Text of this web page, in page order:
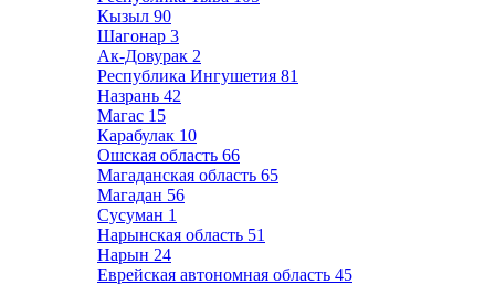
Кызыл 90
Шагонар 3
Ак-Довурак 2
Республика Ингушетия 81
Назрань 42
Магас 15
Карабулак 10
Ошская область 66
Магаданская область 65
Магадан 56
Сусуман 1
Нарынская область 51
Нарын 24
Еврейская автономная область 45